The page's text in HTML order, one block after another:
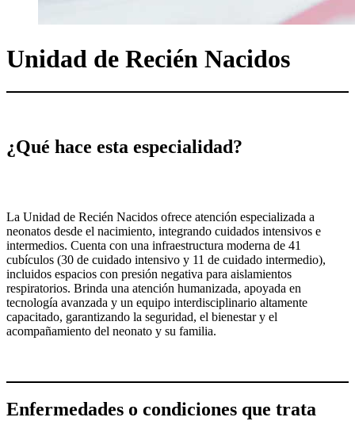
Unidad de Recién Nacidos
¿Qué hace esta especialidad?
La Unidad de Recién Nacidos ofrece atención especializada a
neonatos desde el nacimiento, integrando cuidados intensivos e
intermedios. Cuenta con una infraestructura moderna de 41
cubículos (30 de cuidado intensivo y 11 de cuidado intermedio),
incluidos espacios con presión negativa para aislamientos
respiratorios. Brinda una atención humanizada, apoyada en
tecnología avanzada y un equipo interdisciplinario altamente
capacitado, garantizando la seguridad, el bienestar y el
acompañamiento del neonato y su familia.
Enfermedades o condiciones que trata